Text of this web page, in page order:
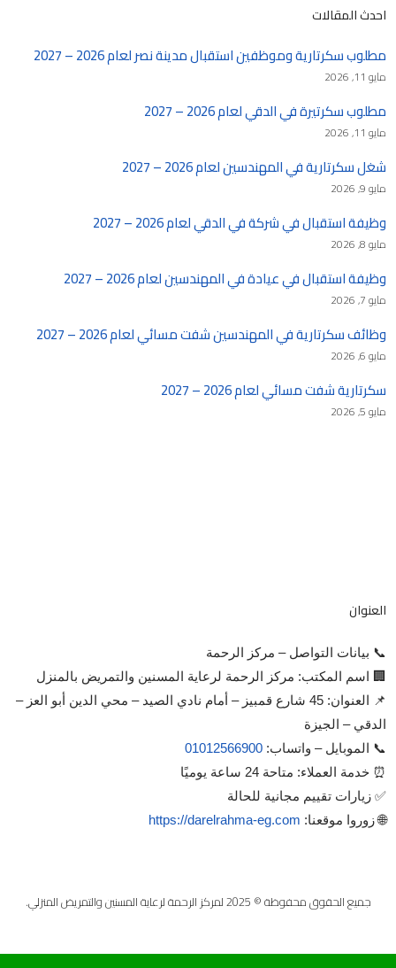
احدث المقالات
مطلوب سكرتارية وموظفين استقبال مدينة نصر لعام 2026 – 2027
مايو 11, 2026
مطلوب سكرتيرة في الدقي لعام 2026 – 2027
مايو 11, 2026
شغل سكرتارية في المهندسين لعام 2026 – 2027
مايو 9, 2026
وظيفة استقبال في شركة في الدقي لعام 2026 – 2027
مايو 8, 2026
وظيفة استقبال في عيادة في المهندسين لعام 2026 – 2027
مايو 7, 2026
وظائف سكرتارية في المهندسين شفت مسائي لعام 2026 – 2027
مايو 6, 2026
سكرتارية شفت مسائي لعام 2026 – 2027
مايو 5, 2026
العنوان
📞 بيانات التواصل – مركز الرحمة
🏢 اسم المكتب: مركز الرحمة لرعاية المسنين والتمريض بالمنزل
📌 العنوان: 45 شارع قمبيز – أمام نادي الصيد – محي الدين أبو العز –
الدقي – الجيزة
📞 الموبايل – واتساب:01012566900
⏰ خدمة العملاء: متاحة 24 ساعة يوميًا
✅ زيارات تقييم مجانية للحالة
🌐 زوروا موقعنا: https://darelrahma-eg.com
جميع الحقوق محفوظة © 2025 لمركز الرحمة لرعاية المسنين والتمريض المنزلي.